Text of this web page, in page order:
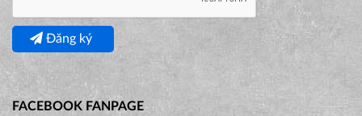
Đăng ký
FACEBOOK FANPAGE